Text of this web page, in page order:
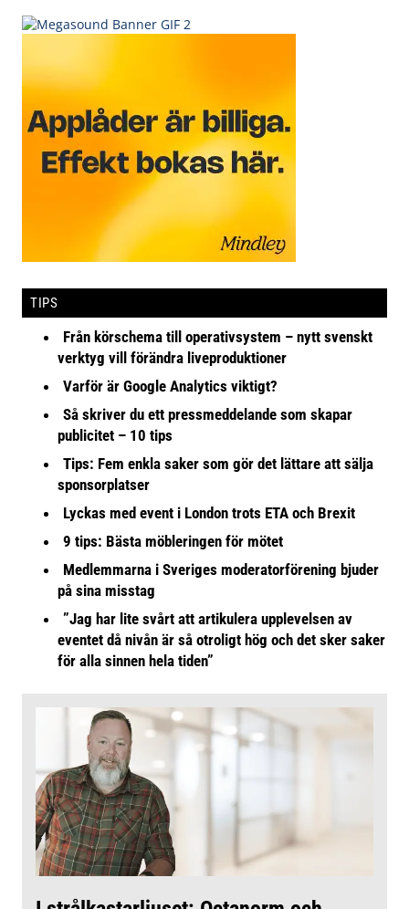
TIPS
Från körschema till operativsystem – nytt svenskt
verktyg vill förändra liveproduktioner
Varför är Google Analytics viktigt?
Så skriver du ett pressmeddelande som skapar
publicitet – 10 tips
Tips: Fem enkla saker som gör det lättare att sälja
sponsorplatser
Lyckas med event i London trots ETA och Brexit
9 tips: Bästa möbleringen för mötet
Medlemmarna i Sveriges moderatorförening bjuder
på sina misstag
”Jag har lite svårt att artikulera upplevelsen av
eventet då nivån är så otroligt hög och det sker saker
för alla sinnen hela tiden”